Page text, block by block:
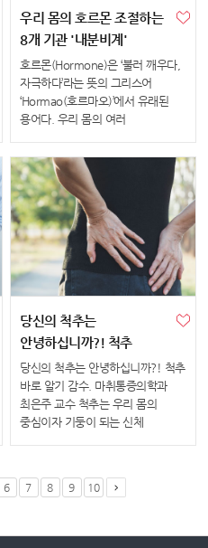
우리 몸의 호르몬 조절하는
8개 기관 '내분비계'
호르몬(Hormone)은 ‘불러 깨우다,
자극하다’라는 뜻의 그리스어
‘Hormao(호르마오)’에서 유래된
용어다. 우리 몸의 여러
표적기관으로 이동하는 일종의
화학물질이다. 표적기관에 도착한
호르몬은 세포 외부 또는 내부의
수용체와 결...
당신의 척추는
안녕하십니까?! 척추
바로알기
당신의 척추는 안녕하십니까?! 척추
바로 알기 감수. 마취통증의학과
최은주 교수 척추는 우리 몸의
중심이자 기둥이 되는 신체
건강을 지킬 수 있다. 척추가
무너지고 질환이 발생하면 일...
6 7 8 9 10